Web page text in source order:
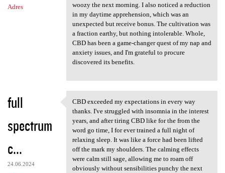
Adres
woozy the next morning. I also noticed a reduction
in my daytime apprehension, which was an
unexpected but receive bonus. The cultivation was
a fraction earthy, but nothing intolerable. Whole,
CBD has been a game-changer quest of my nap and
anxiety issues, and I'm grateful to procure
discovered its benefits.
full
spectrum
c...
24.06.2024
CBD exceeded my expectations
CBD exceeded my expectations in every way
thanks. I've struggled with insomnia in the interest
years, and after tiring CBD like for the from the
word go time, I for ever trained a full night of
relaxing sleep. It was like a force had been lifted
off the mark my shoulders. The calming effects
were calm still sage, allowing me to roam off
obviously without sensibilities punchy the next